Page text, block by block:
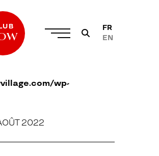
FR
EN
wp-
2022